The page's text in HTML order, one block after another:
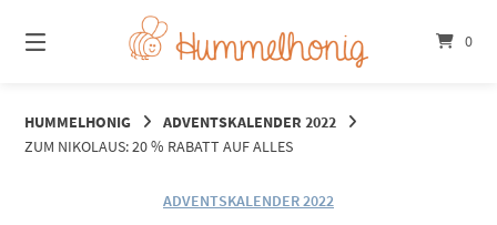
zum
Inhalt
0
HUMMELHONIG
ADVENTSKALENDER 2022
ZUM NIKOLAUS: 20 % RABATT AUF ALLES
ADVENTSKALENDER 2022